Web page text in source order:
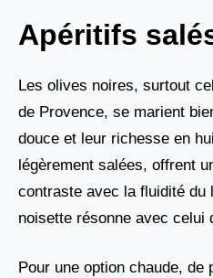
Apéritifs
Les olives noires, surtout
de Provence, se marient
douce et leur richesse en
légèrement salées, offrent
contraste avec la fluidité du
noisette résonne avec celui
Pour une option chaude, de